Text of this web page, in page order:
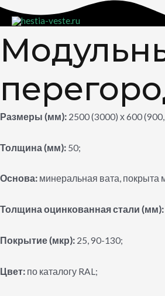
Перейти
к
содержимому
Размеры (мм): 2500 (3000) х 600
Толщина (мм): 50;
Основа: минеральная вата, покрыта
Толщина оцинкованная стали (мм):
Покрытие (мкр): 25, 90-130;
Цвет: по каталогу RAL;